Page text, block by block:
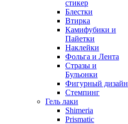
стикер
Блестки
Втирка
Камифубики и
Пайетки
Наклейки
Фольга и Лента
Стразы и
Бульонки
Фигурный дизайн
Стемпинг
Гель лаки
Shimeria
Prismatic